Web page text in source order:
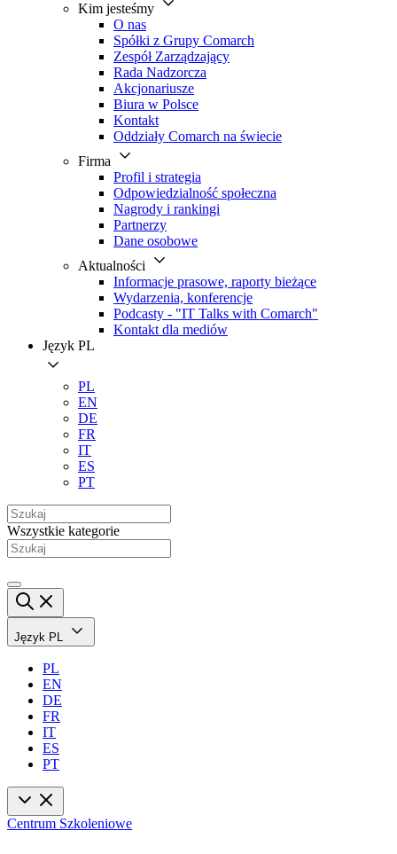
Kim jesteśmy
O nas
Spółki z Grupy Comarch
Zespół Zarządzający
Rada Nadzorcza
Akcjonariusze
Biura w Polsce
Kontakt
Oddziały Comarch na świecie
Firma
Profil i strategia
Odpowiedzialność społeczna
Nagrody i rankingi
Partnerzy
Dane osobowe
Aktualności
Informacje prasowe, raporty bieżące
Wydarzenia, konferencje
Podcasty - "IT Talks with Comarch"
Kontakt dla mediów
Język PL
PL
EN
DE
FR
IT
ES
PT
Wszystkie kategorie
Język PL
PL
EN
DE
FR
IT
ES
PT
Centrum Szkoleniowe